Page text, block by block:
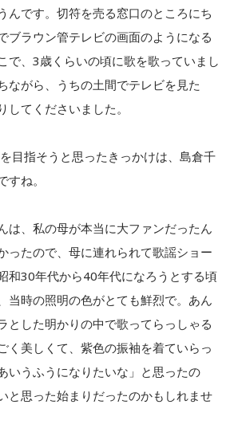
んです。切符を売る窓口のところにち
ブラウン管テレビの画面のようになる
で、3歳くらいの頃に歌を歌っていまし
ながら、うちの土間でテレビを見た
してくださいました。
目指そうと思ったきっかけは、島倉千
ね。
は、私の母が本当に大ファンだったん
ったので、母に連れられて歌謡ショー
和30年代から40年代になろうとする頃
当時の照明の色がとても鮮烈で。あん
とした明かりの中で歌ってらっしゃる
く美しくて、紫色の振袖を着ていらっ
いうふうになりたいな」と思ったの
と思った始まりだったのかもしれませ